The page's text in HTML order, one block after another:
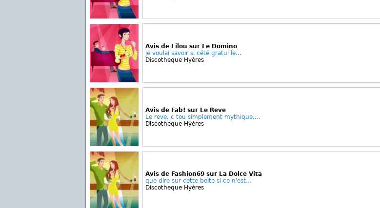
Avis de Lilou sur Le Domino
je voulai savoir si cété gratui le...
Discotheque Hyères
Avis de Fab! sur Le Reve
Le reve, c tou simplement mythique,...
Discotheque Hyères
Avis de Fashion69 sur La Dolce Vita
que dire sur cette boite si ce n'est...
Discotheque Hyères